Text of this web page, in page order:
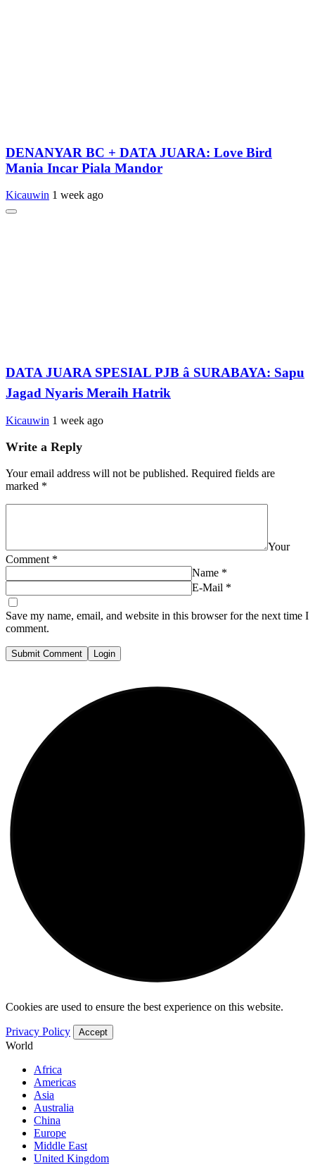
DENANYAR BC + DATA JUARA: Love Bird
Mania Incar Piala Mandor
Kicauwin 1 week ago
DATA JUARA SPESIAL PJB â SURABAYA: Sapu
Jagad Nyaris Meraih Hatrik
Kicauwin 1 week ago
Write a Reply
Your email address will not be published. Required fields are
marked *
Your
Comment *
Name *
E-Mail *
Save my name, email, and website in this browser for the next time I
comment.
Submit Comment Login
Cookies are used to ensure the best experience on this website.
Privacy Policy Accept
World
Africa
Americas
Asia
Australia
China
Europe
Middle East
United Kingdom